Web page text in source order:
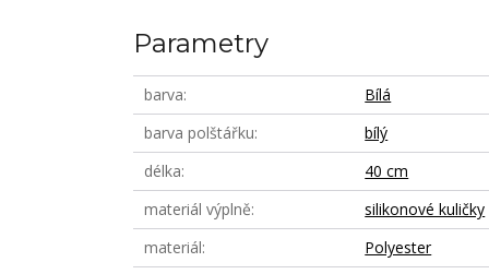
Parametry
barva
Bílá
barva polštářku
bílý
délka
40 cm
materiál výplně
silikonové kuličky
materiál
Polyester